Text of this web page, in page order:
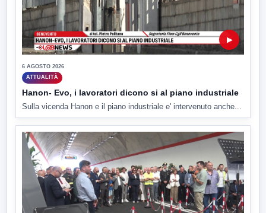
▶
6 AGOSTO 2026
ATTUALITÀ
Hanon- Evo, i lavoratori dicono si al piano industriale
Sulla vicenda Hanon e il piano industriale e' intervenuto anche...